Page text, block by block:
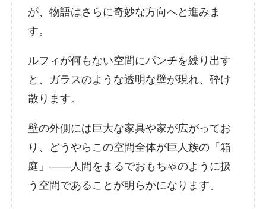
が、物語はさらに奇妙な方向へと進みま
す。
ルフィが何もない空間にパンチを繰り出す
と、ガラスのような透明な壁が現れ、砕け
散ります。
壁の外側には巨大な家具や家が広がってお
り、どうやらこの空間全体が巨人族の「箱
庭」――人間をまるでおもちゃのように扱
う空間であることが明らかになります。